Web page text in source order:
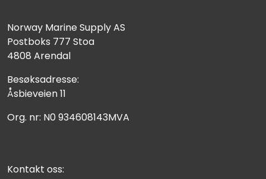
Norway Marine Supply AS
Postboks 777 Stoa
4808 Arendal
Besøksadresse:
Åsbieveien 11
Org. nr: N0 934608143MVA
Kontakt oss: